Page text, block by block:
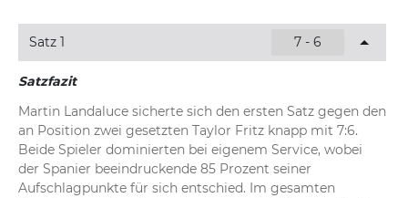
17:36Landaluce - Fritz 7:6, 1:0
Souveräner Start für Landaluce in den zweiten
direkt mit zwei Assen und gewinnt jeden Ballwechsel
nach seinem ersten Aufschlag. Damit geht er gegen den
an Position zwei gesetzten US-Amerikaner zügig mit 1:0
in Führung.
Satz 1 7 - 6
Satzfazit
Martin Landaluce sicherte sich den ersten Satz gegen den
an Position zwei gesetzten Taylor Fritz knapp mit 7:6.
Beide Spieler dominierten bei eigenem Service, wobei
der Spanier beeindruckende 85 Prozent seiner
Aufschlagpunkte für sich entschied. Im gesamten